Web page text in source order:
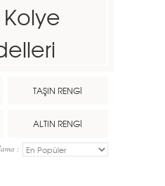
Kolye
TAŞIN RENGİ
ALTIN RENGİ
: